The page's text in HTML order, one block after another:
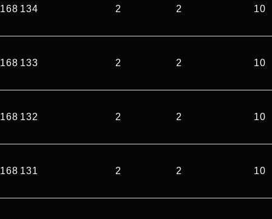
168 134 2 2 10
168 133 2 2 10
168 132 2 2 10
168 131 2 2 10